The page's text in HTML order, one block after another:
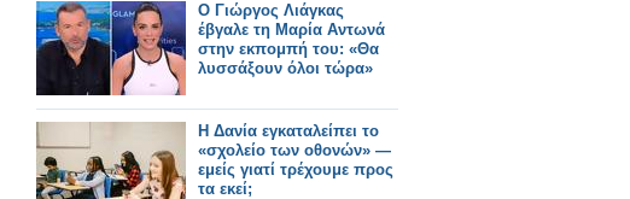
Ο Γιώργος Λιάγκας
έβγαλε τη Μαρία Αντωνά
στην εκπομπή του: «Θα
λυσσάξουν όλοι τώρα»
Η Δανία εγκαταλείπει το
«σχολείο των οθονών» —
εμείς γιατί τρέχουμε προς
τα εκεί;